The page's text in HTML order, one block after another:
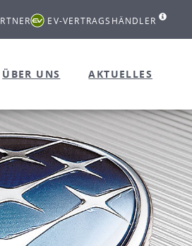
EV-VERTRAGSHÄNDLER
ÜBER UNS AKTUELLES